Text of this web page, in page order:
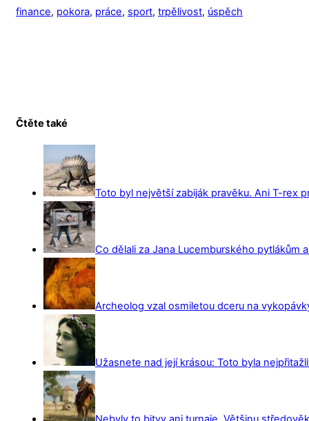
finance, pokora, práce, sport, trpělivost, úspěch
Čtěte také
Toto byl největší zabiják pravěku. Ani T-rex
Co dělali za Jana Lucemburského pytlákům
Archeolog vzal osmiletou dceru na
Užasnete nad její krásou: Toto byla